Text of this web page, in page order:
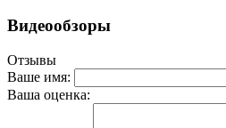
Видеообзоры
Отзывы
Ваше имя:
Ваша оценка: